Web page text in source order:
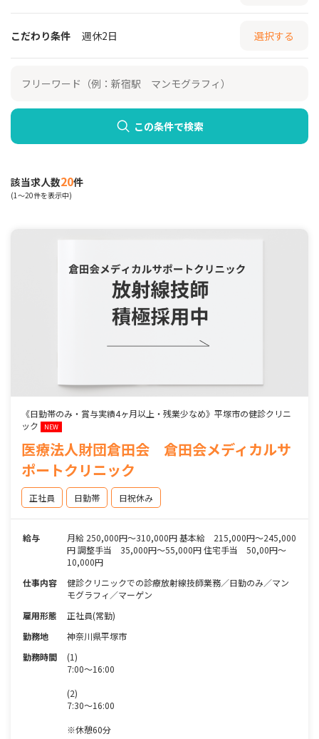
こだわり条件 週休2日 選択する
この条件で検索
該当求人数20件
(1～20件を表示中)
《日勤帯のみ・賞与実績4ヶ月以上・残業少なめ》平塚市の健診クリニ
ック
NEW
医療法人財団倉田会 倉田会メディカルサ
ポートクリニック
正社員 日勤帯 日祝休み
給与
月給 250,000円〜310,000円 基本給 215,000円～245,000
円 調整手当 35,000円～55,000円 住宅手当 50,00円～
10,000円
仕事内容
健診クリニックでの診療放射線技師業務／日勤のみ／マン
モグラフィ／マーゲン
雇用形態
正社員(常勤)
勤務地
神奈川県平塚市
勤務時間
(1)
7:00～16:00
(2)
7:30～16:00
※休憩60分